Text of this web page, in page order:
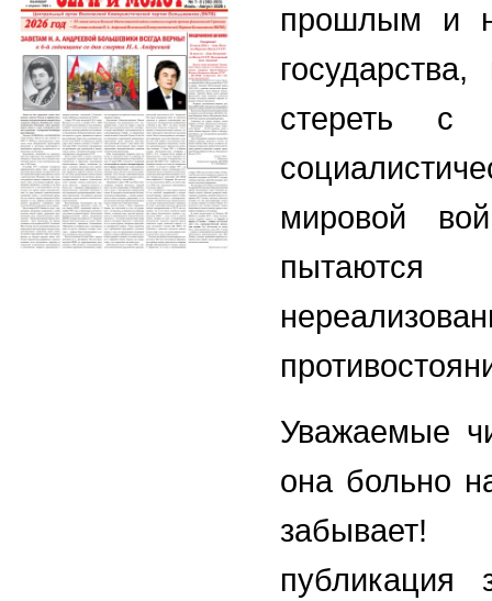
прошлым и
стереть
мировой
Уважаемые
она больно
забывает!
публикация